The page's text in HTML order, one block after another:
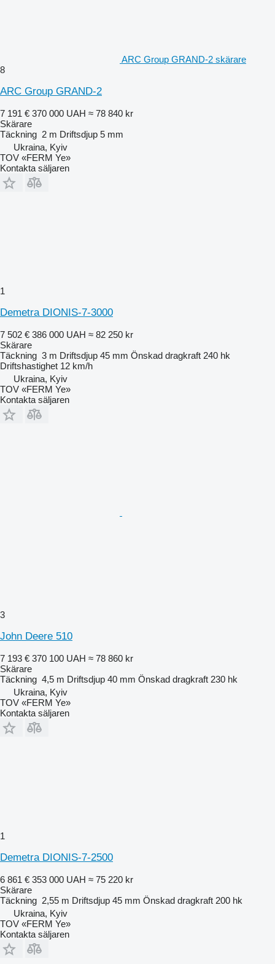
ARC Group GRAND-2 skärare
8
ARC Group GRAND-2
7 191 € 370 000 UAH ≈ 78 840 kr
Skärare
Täckning 2 m Driftsdjup 5 mm
Ukraina, Kyiv
TOV «FERM Ye»
Kontakta säljaren
1
Demetra DIONIS-7-3000
7 502 € 386 000 UAH ≈ 82 250 kr
Skärare
Täckning 3 m Driftsdjup 45 mm Önskad dragkraft 240 hk
Driftshastighet 12 km/h
Ukraina, Kyiv
TOV «FERM Ye»
Kontakta säljaren
3
John Deere 510
7 193 € 370 100 UAH ≈ 78 860 kr
Skärare
Täckning 4,5 m Driftsdjup 40 mm Önskad dragkraft 230 hk
Ukraina, Kyiv
TOV «FERM Ye»
Kontakta säljaren
1
Demetra DIONIS-7-2500
6 861 € 353 000 UAH ≈ 75 220 kr
Skärare
Täckning 2,55 m Driftsdjup 45 mm Önskad dragkraft 200 hk
Ukraina, Kyiv
TOV «FERM Ye»
Kontakta säljaren